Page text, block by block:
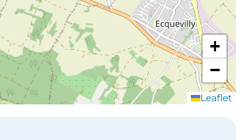
+
−
Leaflet